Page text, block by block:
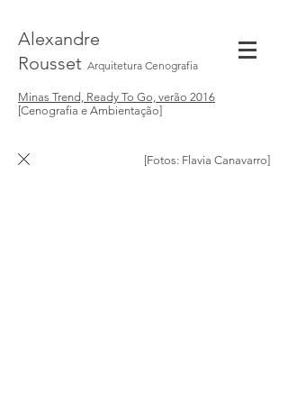
Alexandre
Rousset Arquitetura Cenografia
Minas Trend, Ready To Go, verão 2016
[Cenografia e Ambientação]
[Fotos: Flavia Canavarro]